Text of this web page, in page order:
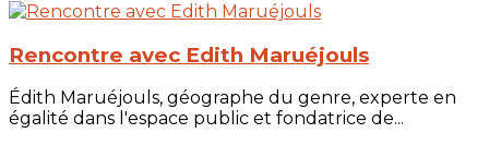
Rencontre avec Edith Maruéjouls
Édith Maruéjouls, géographe du genre, experte en
égalité dans l'espace public et fondatrice de...